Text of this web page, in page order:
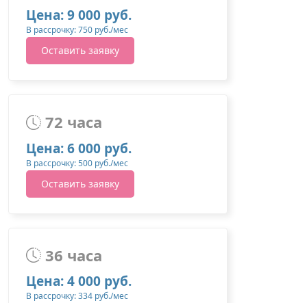
Цена: 9 000 руб.
В рассрочку: 750 руб./мес
Оставить заявку
72 часа
Цена: 6 000 руб.
В рассрочку: 500 руб./мес
Оставить заявку
36 часа
Цена: 4 000 руб.
В рассрочку: 334 руб./мес